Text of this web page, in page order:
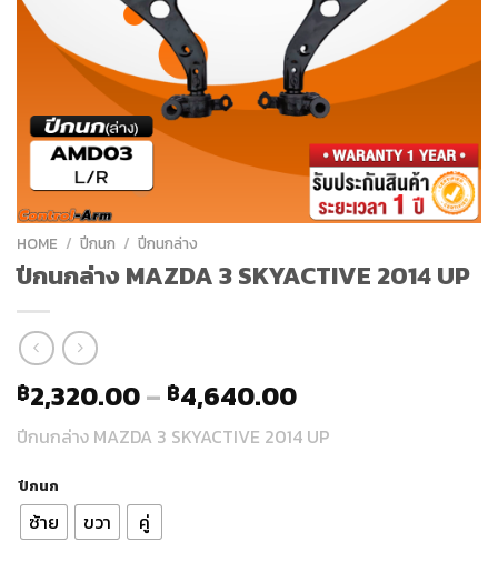
HOME / ปีกนก / ปีกนกล่าง
ปีกนกล่าง MAZDA 3 SKYACTIVE 2014 UP
฿2,320.00– ฿4,640.00
ปีกนกล่าง MAZDA 3 SKYACTIVE 2014 UP
ปีกนก
ซ้าย ขวา คู่